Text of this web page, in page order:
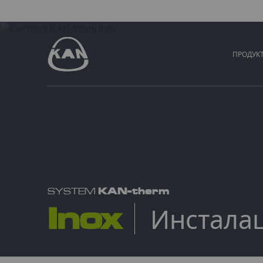
SYSTEM KAN-therm
Inox